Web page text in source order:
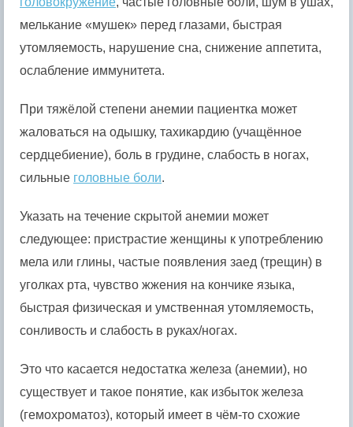
мелькание «мушек» перед глазами, быстрая
утомляемость, нарушение сна, снижение аппетита,
ослабление иммунитета.
При тяжёлой степени анемии пациентка может
жаловаться на одышку, тахикардию (учащённое
сердцебиение), боль в грудине, слабость в ногах,
сильные головные боли.
Указать на течение скрытой анемии может
следующее: пристрастие женщины к употреблению
мела или глины, частые появления заед (трещин) в
уголках рта, чувство жжения на кончике языка,
быстрая физическая и умственная утомляемость,
сонливость и слабость в руках/ногах.
Это что касается недостатка железа (анемии), но
существует и такое понятие, как избыток железа
(гемохроматоз), который имеет в чём-то схожие